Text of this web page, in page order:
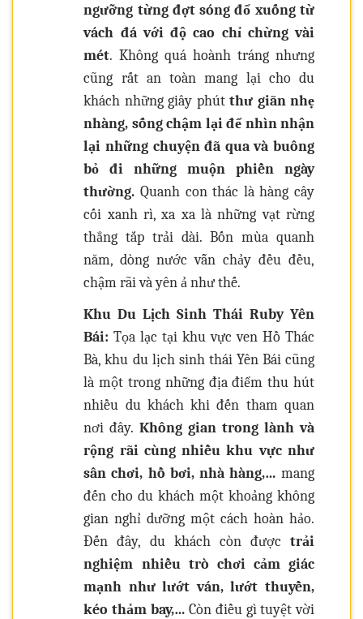
ngưỡng từng đợt sóng đổ xuống từ
vách đá với độ cao chỉ chừng vài
mét. Không quá hoành tráng nhưng
cũng rất an toàn mang lại cho du
khách những giây phútthư giãn nhẹ
nhàng, sống chậm lại để nhìn nhận
lại những chuyện đã qua và buông
bỏ đi những muộn phiền ngày
thường. Quanh con thác là hàng cây
cối xanh rì, xa xa là những vạt rừng
thẳng tắp trải dài. Bốn mùa quanh
năm, dòng nước vẫn chảy đều đều,
chậm rãi và yên ả như thế.
Khu Du Lịch Sinh Thái Ruby Yên
Bái:Tọa lạc tại khu vực ven Hồ Thác
Bà, khu du lịch sinh thái Yên Bái cũng
là một trong những địa điểm thu hút
nhiều du khách khi đến tham quan
nơi đây. Không gian trong lành và
rộng rãi cùng nhiều khu vực như
sân chơi, hồ bơi, nhà hàng,… mang
đến cho du khách một khoảng không
gian nghỉ dưỡng một cách hoàn hảo.
Đến đây, du khách còn được trải
nghiệm nhiều trò chơi cảm giác
mạnh như lướt ván, lướt thuyền,
kéo thảm bay,… Còn điều gì tuyệt vời